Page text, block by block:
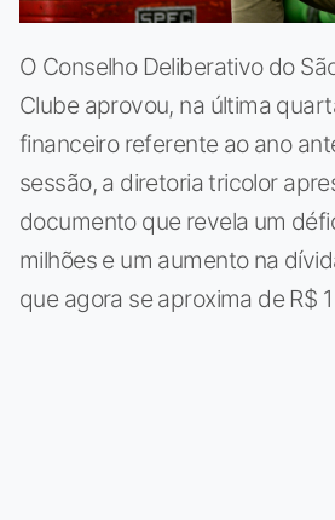
O Conselho Deliberativo do
Clube aprovou, na última
financeiro referente ao ano
sessão, a diretoria tricolor
documento que revela um
milhões e um aumento na
que agora se aproxima de R$